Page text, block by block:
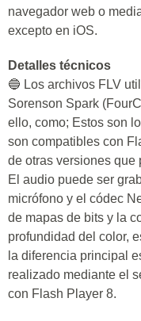
navegador web o
excepto en iOS.
Detalles técnicos
🔵 Los archivos FLV
Sorenson Spark
ello, como; Estos son
son compatibles con
de otras versiones que
El audio puede ser
micrófono y el códec
de mapas de bits y la
profundidad del color,
la diferencia principal
realizado mediante el
con Flash Player 8.